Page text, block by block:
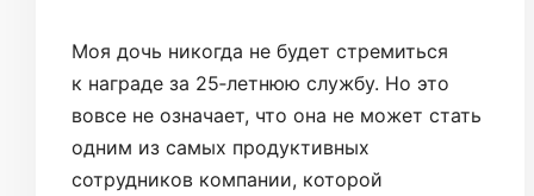
Моя дочь никогда не будет стремиться
к награде за 25‑летнюю службу. Но это
вовсе не означает, что она не может стать
одним из самых продуктивных
сотрудников компании, которой